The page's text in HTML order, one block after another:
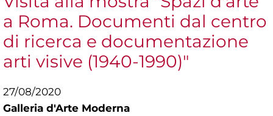
a Roma. Documenti dal centro
di ricerca e documentazione
arti visive (1940-1990)"
27/08/2020
Galleria d'Arte Moderna